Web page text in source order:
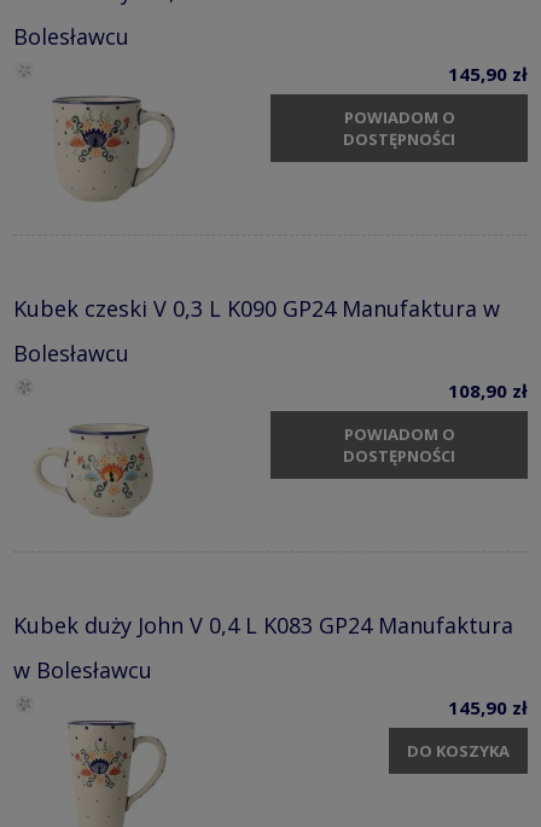
Bolesławcu
145,90 zł
POWIADOM O
DOSTĘPNOŚCI
Kubek czeski V 0,3 L K090 GP24 Manufaktura w
Bolesławcu
108,90 zł
POWIADOM O
DOSTĘPNOŚCI
Kubek duży John V 0,4 L K083 GP24 Manufaktura
w Bolesławcu
145,90 zł
DO KOSZYKA